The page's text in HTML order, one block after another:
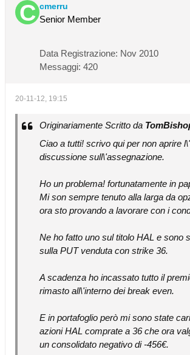
cmerru
Senior Member
Data Registrazione: Nov 2010
Messaggi: 420
20-11-12, 19:15
Originariamente Scritto da
Ciao a tutti! scrivo qui per non aprire
discussione sull\'assegnazione.
Ho un problema! fortunatamente in
Mi son sempre tenuto alla larga da
ora sto provando a lavorare con i
Ne ho fatto uno sul titolo HAL e sono
sulla PUT venduta con strike 36.
A scadenza ho incassato tutto il
rimasto all\'interno dei break even.
E in portafoglio però mi sono state
azioni HAL comprate a 36 che ora
un consolidato negativo di -456€.